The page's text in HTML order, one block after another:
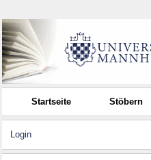
Startseite Stöbern
Login